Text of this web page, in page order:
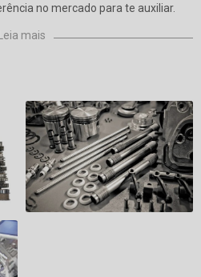
no mercado para te auxiliar.
Leia mais